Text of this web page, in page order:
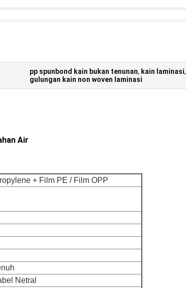
pp spunbond kain bukan tenunan, kain laminasi,
gulungan kain non woven laminasi
Air
+ Film PE / Film OPP
Netral